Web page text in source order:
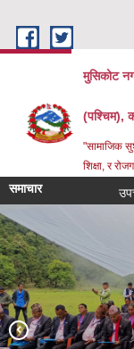
मुसिकोट
(पश्चिम),
"सामाजिक
शिक्षा, र
समाचार उपचार